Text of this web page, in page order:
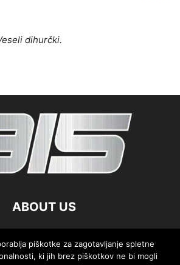
dihurčki.
ABOUT US
FOLLOW US
piškotke za zagotavljanje spletne
ki jih brez piškotkov ne bi mogli